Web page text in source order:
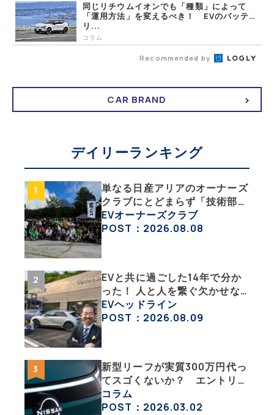
同じリチウムイオンでも「種類」によって
「運用方法」を変えるべき！ EVのバッテ
リ...
コラム
Recommended by
CAR BRAND
デイリーランキング
単なる日産アリアのオーナーズ
クラブにとどまらず「技術部」
「バイク部」「釣り部」など多
彩な趣味人集合体がAOCJ【
EVオーナーズクラブ
POST：2026.08.08
EVと共に過ごした14年で分か
った！ 人と人を繋ぐ欠かせな
い相棒、それがEV!!【EV総合
研究所のリアルEVライフ：そ
EVヘッドライン
POST：2026.08.09
新型リーフが実質300万円代っ
てスゴくないか？ エントリー
グレード「B5」の中身を詳細
チェックした
コラム
POST：2026.03.02